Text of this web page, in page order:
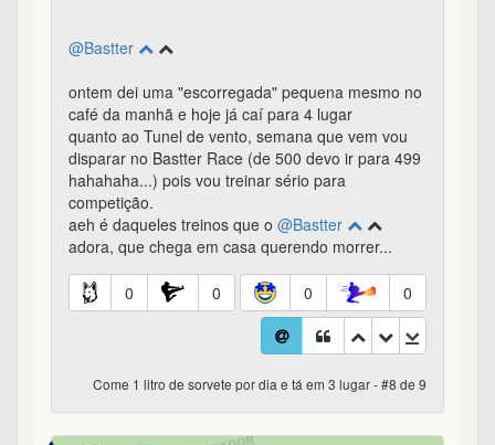
@Bastter
ontem dei uma "escorregada" pequena mesmo no
café da manhã e hoje já caí para 4 lugar
quanto ao Tunel de vento, semana que vem vou
disparar no Bastter Race (de 500 devo ir para 499
hahahaha...) pois vou treinar sério para
competição.
aeh é daqueles treinos que o @Bastter
adora, que chega em casa querendo morrer...
0 0 0 0
Come 1 litro de sorvete por dia e tá em 3 lugar - #8 de 9